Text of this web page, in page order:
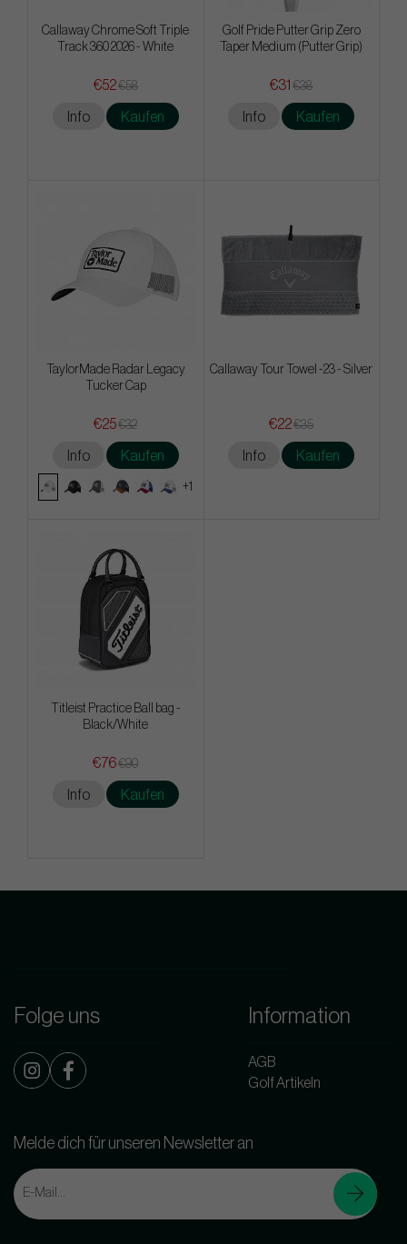
Callaway Chrome Soft Triple
Track 360 2026 - White
€52€58
Info Kaufen
Golf Pride Putter Grip Zero
Taper Medium (Putter Grip)
€31 €38
Info Kaufen
TaylorMade Radar Legacy
Tucker Cap
€25€32
Info Kaufen
+1
Callaway Tour Towel -23 - Silver
€22€35
Info Kaufen
Titleist Practice Ball bag -
Black/White
€76€90
Info Kaufen
Folge uns Information
AGB
Golf Artikeln
Melde dich für unseren Newsletter an